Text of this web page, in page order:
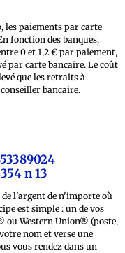
les paiements par carte
fonction des banques,
0 et 1,2 € par paiement,
par carte bancaire. Le coût
que les retraits à
bancaire.
de l'argent de n'importe où
est simple : un de vos
ou Western Union® (poste,
nom et verse une
vous rendez dans un